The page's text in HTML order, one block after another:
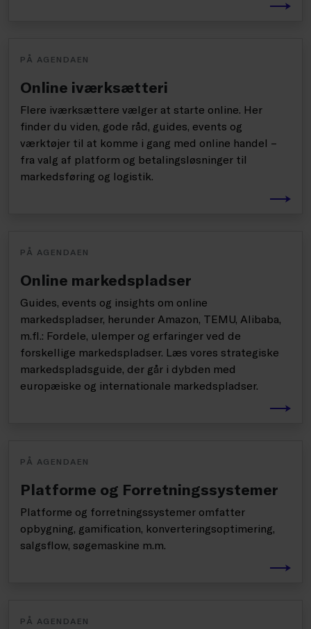
PÅ AGENDAEN
Online iværksætteri
Flere iværksættere vælger at starte online. Her
finder du viden, gode råd, guides, events og
værktøjer til at komme i gang med online handel –
fra valg af platform og betalingsløsninger til
markedsføring og logistik.
PÅ AGENDAEN
Online markedspladser
Guides, events og insights om online
markedspladser, herunder Amazon, TEMU, Alibaba,
m.fl.: Fordele, ulemper og erfaringer ved de
forskellige markedspladser. Læs vores strategiske
markedspladsguide, der går i dybden med
europæiske og internationale markedspladser.
PÅ AGENDAEN
Platforme og Forretningssystemer
Platforme og forretningssystemer omfatter
opbygning, gamification, konverteringsoptimering,
salgsflow, søgemaskine m.m.
PÅ AGENDAEN